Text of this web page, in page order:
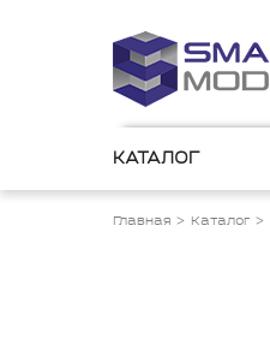
КАТАЛОГ
Главная Каталог